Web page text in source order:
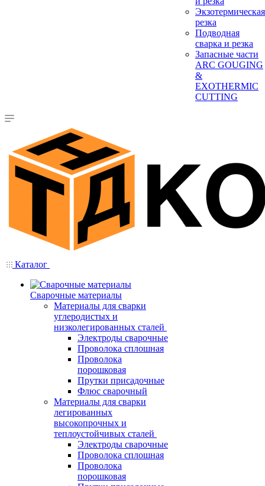
Экзотермическая
резка
Подводная
сварка и резка
Запасные части
ARC GOUGING
&
EXOTHERMIC
CUTTING
Каталог
Сварочные материалы
Материалы для сварки
углеродистых и
низколегированных сталей
Электроды сварочные
Проволока сплошная
Проволока
порошковая
Прутки присадочные
Флюс сварочный
Материалы для сварки
легированных
высокопрочных и
теплоустойчивых сталей
Электроды сварочные
Проволока сплошная
Проволока
порошковая